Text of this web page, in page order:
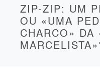
ZIP-ZIP: UM
OU «UMA
CHARCO» DA